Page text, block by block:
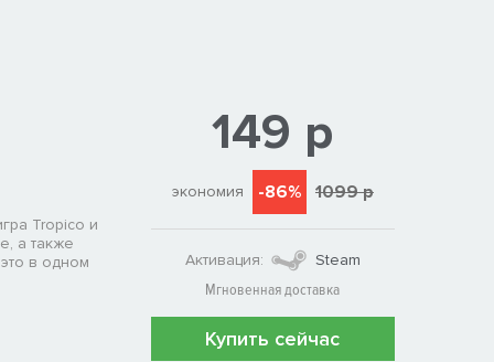
Tropico и
а также
в одном
149 р
экономия -86% 1099 р
Активация:
Steam
Мгновенная доставка
Купить сейчас